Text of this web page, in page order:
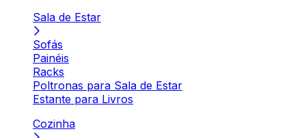
Sala de Estar
Sofás
Painéis
Racks
Poltronas para Sala de Estar
Estante para Livros
Cozinha